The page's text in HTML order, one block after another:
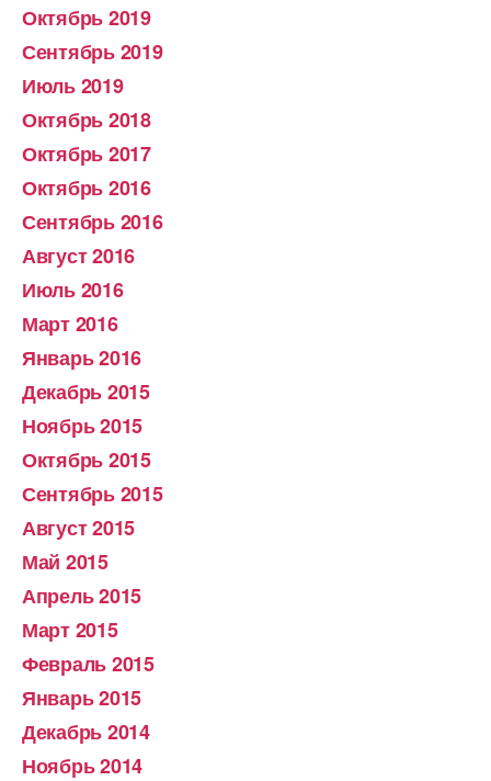
Октябрь 2019
Сентябрь 2019
Июль 2019
Октябрь 2018
Октябрь 2017
Октябрь 2016
Сентябрь 2016
Август 2016
Июль 2016
Март 2016
Январь 2016
Декабрь 2015
Ноябрь 2015
Октябрь 2015
Сентябрь 2015
Август 2015
Май 2015
Апрель 2015
Март 2015
Февраль 2015
Январь 2015
Декабрь 2014
Ноябрь 2014